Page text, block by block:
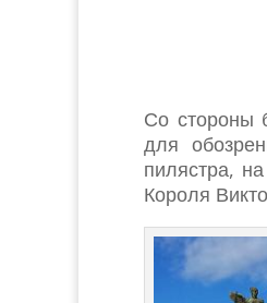
Со стороны
для
пилястра,
Короля